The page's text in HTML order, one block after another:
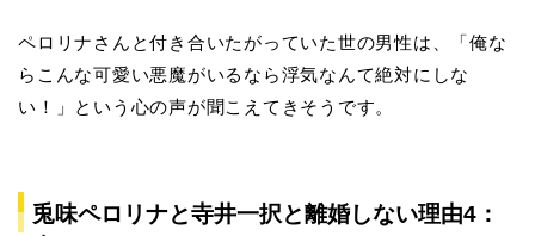
ペロリナさんと付き合いたがっていた世の男性は、「俺な
らこんな可愛い悪魔がいるなら浮気なんて絶対にしな
い！」という心の声が聞こえてきそうです。
兎味ペロリナと寺井一択と離婚しない理由4：